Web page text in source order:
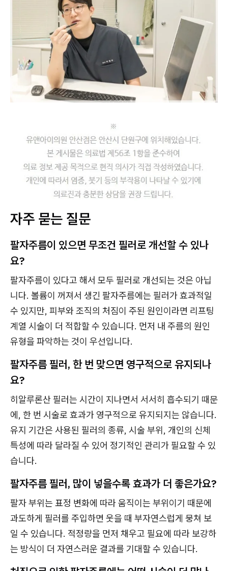
자주 묻는 질문
팔자주름이 있으면 무조건 필러로 개선할 수 있나
요?
팔자주름이 있다고 해서 모두 필러로 개선되는 것은 아닙
니다. 볼륨이 꺼져서 생긴 팔자주름에는 필러가 효과적일
수 있지만, 피부와 조직의 처짐이 주된 원인이라면 리프팅
계열 시술이 더 적합할 수 있습니다. 먼저 내 주름의 원인
유형을 파악하는 것이 우선입니다.
팔자주름 필러, 한 번 맞으면 영구적으로 유지되나
요?
히알루론산 필러는 시간이 지나면서 서서히 흡수되기 때문
에, 한 번 시술로 효과가 영구적으로 유지되지는 않습니다.
유지 기간은 사용된 필러의 종류, 시술 부위, 개인의 신체
특성에 따라 달라질 수 있어 정기적인 관리가 필요할 수 있
습니다.
팔자주름 필러, 많이 넣을수록 효과가 더 좋은가요?
팔자 부위는 표정 변화에 따라 움직이는 부위이기 때문에
과도하게 필러를 주입하면 웃을 때 부자연스럽게 뭉쳐 보
일 수 있습니다. 적정량을 먼저 채우고 필요에 따라 보강하
는 방식이 더 자연스러운 결과를 기대할 수 있습니다.